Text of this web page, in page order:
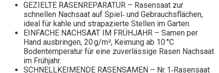
GEZIELTE RASENREPARATUR – Rasensaat zur
schnellen Nachsaat auf Spiel‑ und Gebrauchsflächen,
ideal für kahle und strapazierte Stellen im Garten.
EINFACHE NACHSAAT IM FRÜHJAHR – Samen per
Hand ausbringen, 20 g/m², Keimung ab 10 °C
Bodentemperatur für eine zuverlässige Rasen Nachsaat
im Frühjahr.
SCHNELLKEIMENDE RASENSAMEN – Nr. 1‑Rasensaat